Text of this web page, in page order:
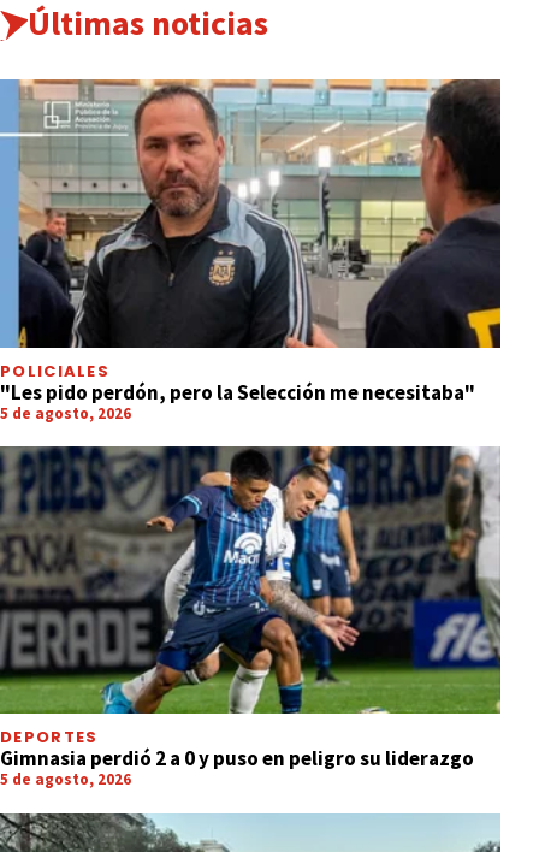
Últimas noticias
POLICIALES
"Les pido perdón, pero la Selección me necesitaba"
5 de agosto, 2026
DEPORTES
Gimnasia perdió 2 a 0 y puso en peligro su liderazgo
5 de agosto, 2026